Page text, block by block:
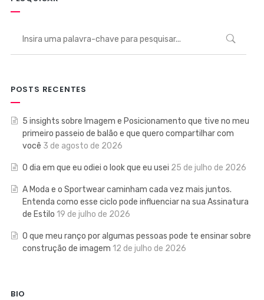
POSTS RECENTES
5 insights sobre Imagem e Posicionamento que tive no meu
primeiro passeio de balão e que quero compartilhar com
você 3 de agosto de 2026
O dia em que eu odiei o look que eu usei 25 de julho de 2026
A Moda e o Sportwear caminham cada vez mais juntos.
Entenda como esse ciclo pode influenciar na sua Assinatura
de Estilo 19 de julho de 2026
O que meu ranço por algumas pessoas pode te ensinar sobre
construção de imagem 12 de julho de 2026
BIO